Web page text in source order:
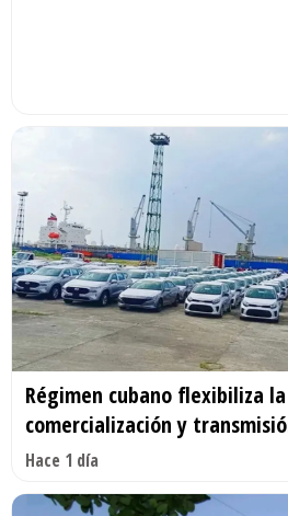
Régimen cubano flexibiliza
comercialización y
Hace 1 día